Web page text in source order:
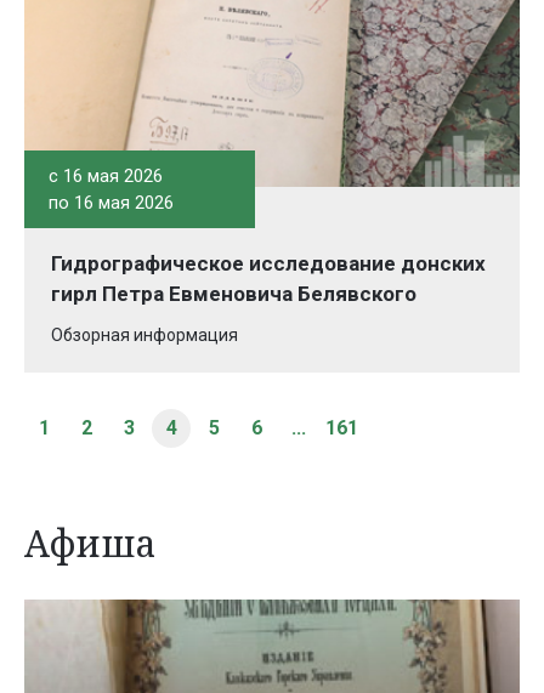
c 16 мая 2026
по 16 мая 2026
Гидрографическое исследование донских
гирл Петра Евменовича Белявского
Обзорная информация
1 2 3 4 5 6 ... 161
Афиша